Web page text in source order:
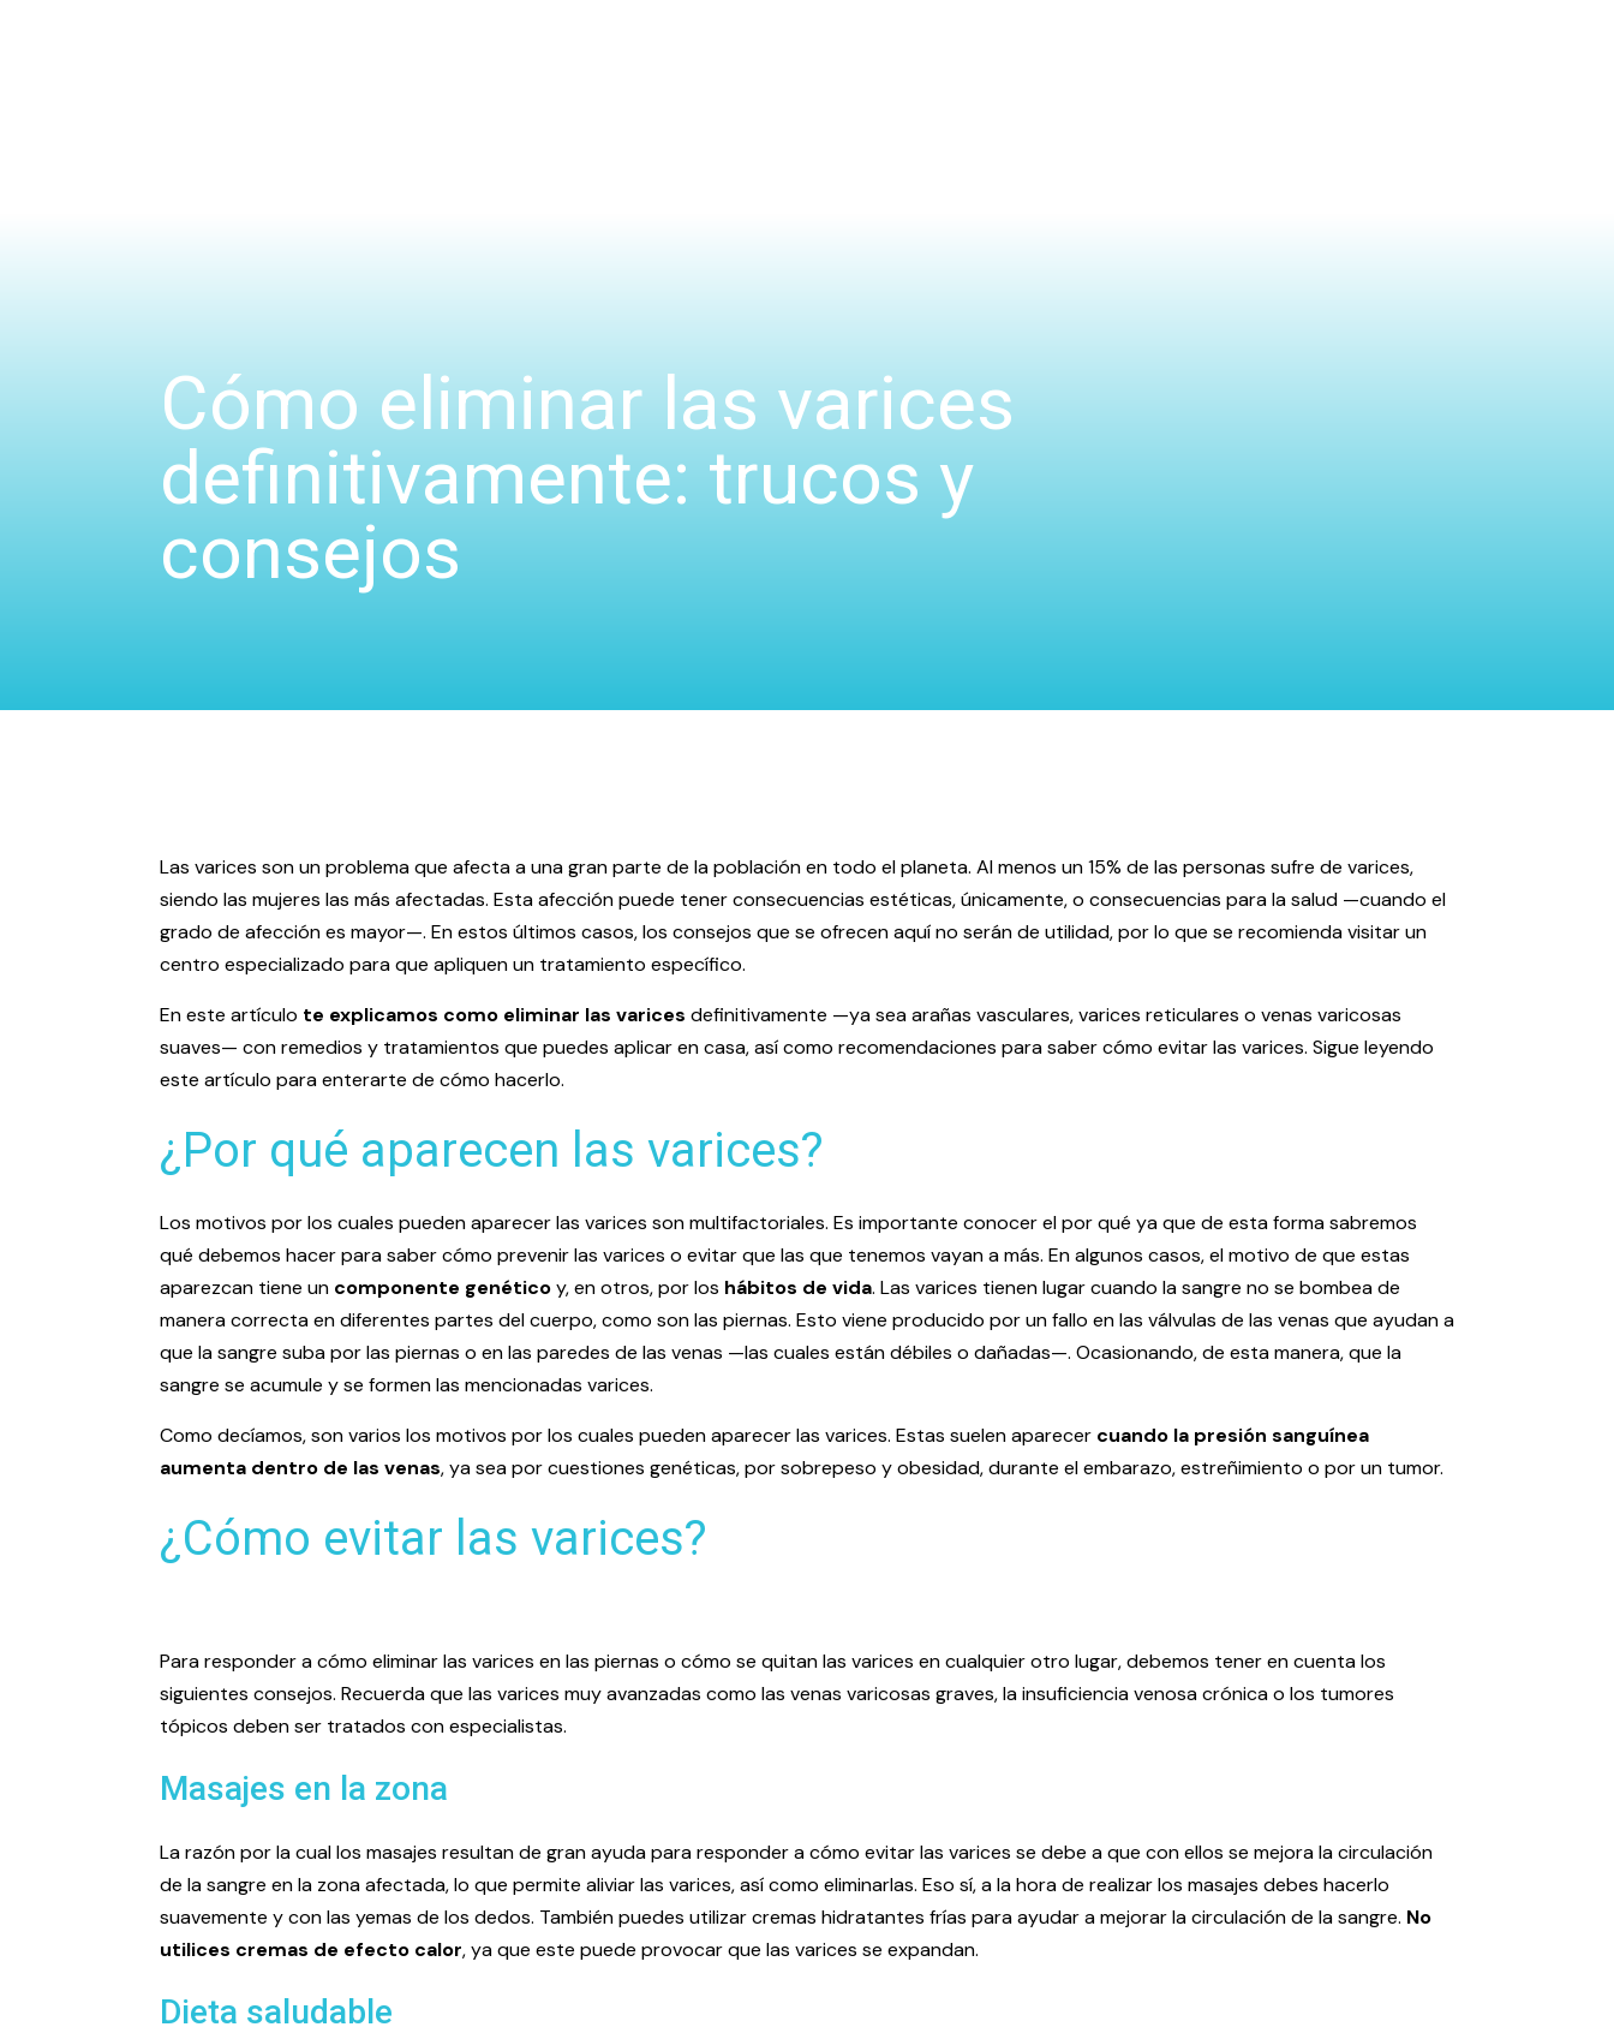
Cómo eliminar las varices
definitivamente: trucos y
consejos
Las varices son un problema que afecta a una gran parte de la población en todo el planeta. Al menos un 15% de las personas sufre de varices,
siendo las mujeres las más afectadas. Esta afección puede tener consecuencias estéticas, únicamente, o consecuencias para la salud —cuando el
grado de afección es mayor—. En estos últimos casos, los consejos que se ofrecen aquí no serán de utilidad, por lo que se recomienda visitar un
centro especializado para que apliquen un tratamiento específico.
En este artículo te explicamos como eliminar las varices definitivamente —ya sea arañas vasculares, varices reticulares o venas varicosas
suaves— con remedios y tratamientos que puedes aplicar en casa, así como recomendaciones para saber cómo evitar las varices. Sigue leyendo
este artículo para enterarte de cómo hacerlo.
¿Por qué aparecen las varices?
Los motivos por los cuales pueden aparecer las varices son multifactoriales. Es importante conocer el por qué ya que de esta forma sabremos
qué debemos hacer para saber cómo prevenir las varices o evitar que las que tenemos vayan a más. En algunos casos, el motivo de que estas
aparezcan tiene un componente genéticoy, en otros, por los hábitos de vida. Las varices tienen lugar cuando la sangre no se bombea de
manera correcta en diferentes partes del cuerpo, como son las piernas. Esto viene producido por un fallo en las válvulas de las venas que ayudan a
que la sangre suba por las piernas o en las paredes de las venas —las cuales están débiles o dañadas—. Ocasionando, de esta manera, que la
sangre se acumule y se formen las mencionadas varices.
Como decíamos, son varios los motivos por los cuales pueden aparecer las varices. Estas suelen aparecer cuando la presión sanguínea
aumenta dentro de las venas, ya sea por cuestiones genéticas, por sobrepeso y obesidad, durante el embarazo, estreñimiento o por un tumor.
¿Cómo evitar las varices?
Para responder a cómo eliminar las varices en las piernas o cómo se quitan las varices en cualquier otro lugar, debemos tener en cuenta los
siguientes consejos. Recuerda que las varices muy avanzadas como las venas varicosas graves, la insuficiencia venosa crónica o los tumores
tópicos deben ser tratados con especialistas.
Masajes en la zona
La razón por la cual los masajes resultan de gran ayuda para responder a cómo evitar las varices se debe a que con ellos se mejora la circulación
de la sangre en la zona afectada, lo que permite aliviar las varices, así como eliminarlas. Eso sí, a la hora de realizar los masajes debes hacerlo
suavemente y con las yemas de los dedos. También puedes utilizar cremas hidratantes frías para ayudar a mejorar la circulación de la sangre. No
utilices cremas de efecto calor, ya que este puede provocar que las varices se expandan.
Dieta saludable